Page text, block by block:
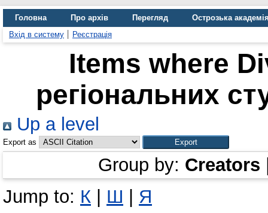
Головна Про архів Перегляд
Острозька
Вхід в систему
Реєстрація
Items where
регіональних
Up a level
Export as
Group by: Creators
Jump to: К Ш
Я